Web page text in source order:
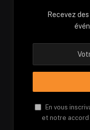
Recevez
En vous
et notre accord